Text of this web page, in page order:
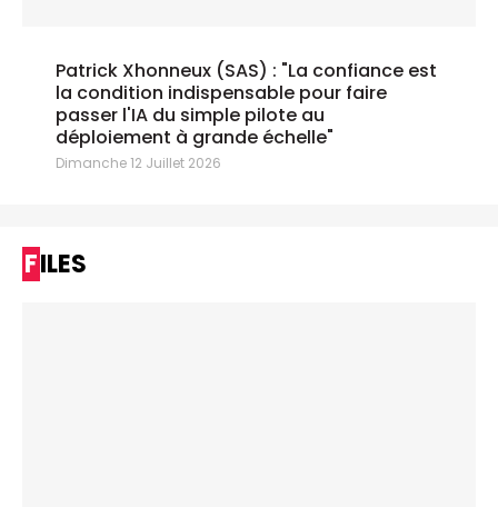
Patrick Xhonneux (SAS) : "La confiance est
la condition indispensable pour faire
passer l'IA du simple pilote au
déploiement à grande échelle"
Dimanche 12 Juillet 2026
FILES